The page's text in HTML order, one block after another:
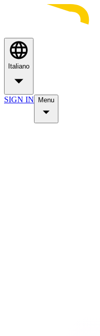
Italiano
SIGN IN Menu